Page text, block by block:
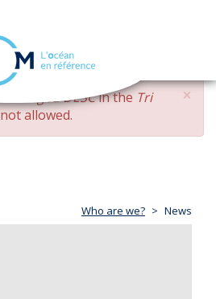
navigation
×
changed DESCin the Tri
allowed.
Who are we? News